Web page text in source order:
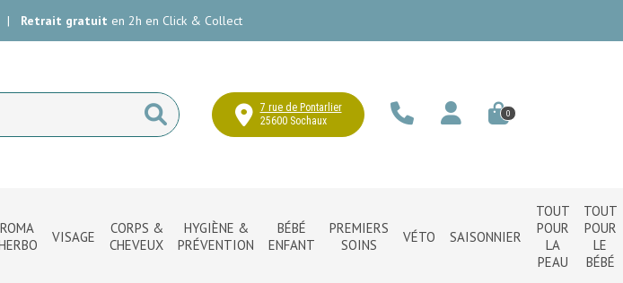
| Retrait gratuit en 2h en Click & Collect
à votre service
7 rue de Pontarlier
25600 Sochaux
0
VISAGE
CORPS &
CHEVEUX
HYGIÈNE &
PRÉVENTION
BÉBÉ
ENFANT
PREMIERS
SOINS
VÉTO SAISONNIER
TOUT
POUR
LA
PEAU
TOUT
POUR
LE
BÉBÉ